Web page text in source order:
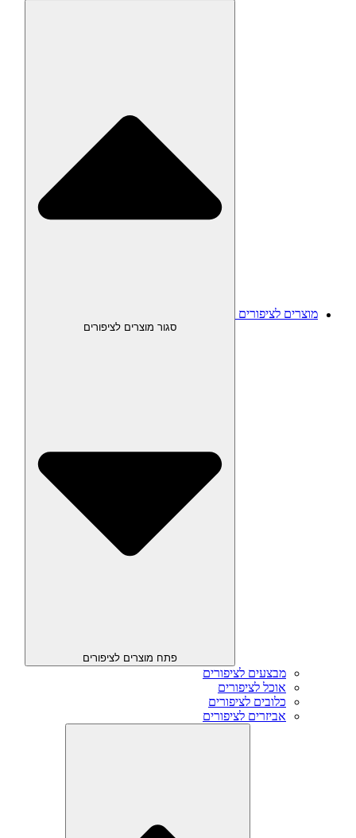
מוצרים לציפורים
סגור מוצרים לציפורים
פתח מוצרים לציפורים
מבצעים לציפורים
אוכל לציפורים
כלובים לציפורים
אביזרים לציפורים